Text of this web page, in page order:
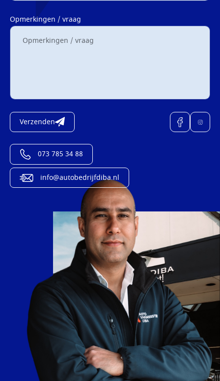
Opmerkingen / vraag
Verzenden
073 785 34 88
info@autobedrijfdiba.nl